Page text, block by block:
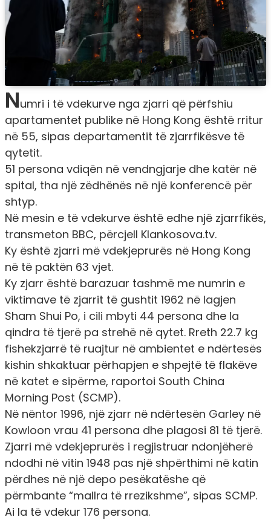
Numri i të vdekurve nga zjarri që përfshiu
apartamentet publike në Hong Kong është rritur
në 55, sipas departamentit të zjarrfikësve të
qytetit.
51 persona vdiqën në vendngjarje dhe katër në
spital, tha një zëdhënës në një konferencë për
shtyp.
Në mesin e të vdekurve është edhe një zjarrfikës,
transmeton BBC, përcjell Klankosova.tv.
Ky është zjarri më vdekjeprurës në Hong Kong
në të paktën 63 vjet.
Ky zjarr është barazuar tashmë me numrin e
viktimave të zjarrit të gushtit 1962 në lagjen
Sham Shui Po, i cili mbyti 44 persona dhe la
qindra të tjerë pa strehë në qytet. Rreth 22.7 kg
fishekzjarrë të ruajtur në ambientet e ndërtesës
kishin shkaktuar përhapjen e shpejtë të flakëve
në katet e sipërme, raportoi South China
Morning Post (SCMP).
Në nëntor 1996, një zjarr në ndërtesën Garley në
Kowloon vrau 41 persona dhe plagosi 81 të tjerë.
Zjarri më vdekjeprurës i regjistruar ndonjëherë
ndodhi në vitin 1948 pas një shpërthimi në katin
përdhes në një depo pesëkatëshe që
përmbante “mallra të rrezikshme”, sipas SCMP.
Ai la të vdekur 176 persona.